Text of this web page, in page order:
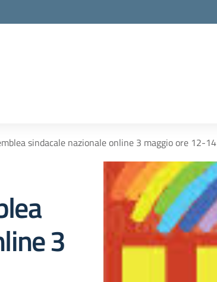
sindacale nazionale online 3 maggio ore 12-14
3